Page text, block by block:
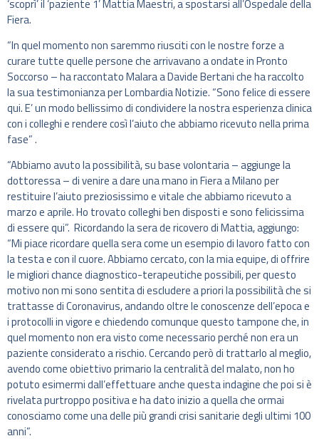
‘scoprì’ il ‘paziente 1’ Mattia Maestri, a spostarsi all’Ospedale della
Fiera.
“In quel momentonon saremmo riusciti con le nostre forze a
curare tutte quelle persone che arrivavano a ondate in Pronto
Soccorso – ha raccontato Malara a Davide Bertani che ha raccolto
la sua testimonianza per Lombardia Notizie. “Sono felice di essere
qui. E’ un modo bellissimo di condividere la nostra esperienza clinica
con i colleghi e rendere così l’aiuto che abbiamo ricevuto nella prima
fase” .
“Abbiamo avuto la possibilità, su base volontaria – aggiunge la
dottoressa – di venire a dare una mano in Fiera a Milano per
restituire l’aiuto preziosissimo e vitale che abbiamo ricevuto a
marzo e aprile. Ho trovato colleghi ben disposti e sono felicissima
di essere qui”. Ricordando la sera de ricovero di Mattia, aggiungo:
“Mi piace ricordare quella sera come un esempio di lavoro fatto con
la testa e con il cuore. Abbiamo cercato, con la mia equipe, di offrire
le migliori chance diagnostico-terapeutiche possibili, per questo
motivo non mi sono sentita di escludere a priori la possibilità che si
trattasse di Coronavirus, andando oltre le conoscenze dell’epoca e
i protocolli in vigore e chiedendo comunque questo tampone che, in
quel momento non era visto come necessario perché non era un
paziente considerato a rischio. Cercando però di trattarlo al meglio,
avendo come obiettivo primario la centralità del malato, non ho
potuto esimermi dall’effettuare anche questa indagine che poi si è
rivelata purtroppo positiva e ha dato inizio a quella che ormai
conosciamo come una delle più grandi crisi sanitarie degli ultimi 100
anni”.